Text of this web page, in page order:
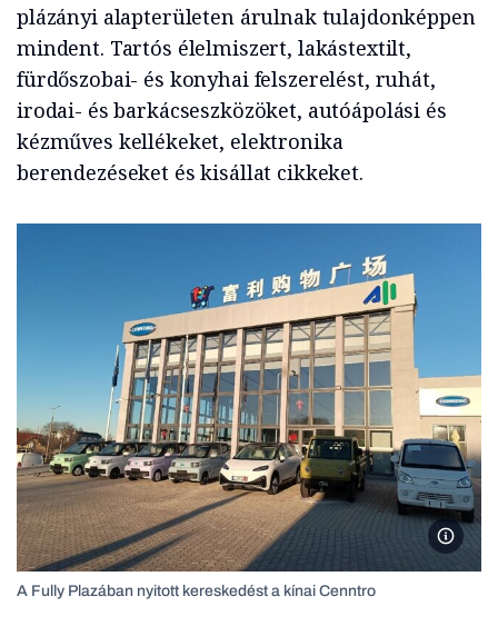
plázányi alapterületen árulnak tulajdonképpen
mindent. Tartós élelmiszert, lakástextilt,
fürdőszobai- és konyhai felszerelést, ruhát,
irodai- és barkácseszközöket, autóápolási és
kézműves kellékeket, elektronika
berendezéseket és kisállat cikkeket.
A
A Fully Plazában nyitott kereskedést a kínai Cenntro